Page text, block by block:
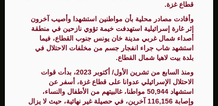
قطاع غزة.
وأفادت مصادر محلية بأن مواطنين استشهدا وأصيب آخرون
إثر غارة إسرائيلية استهدفت خيمة تؤوي نازحين في منطقة
أصداء شمال غربي مدينة خان يونس جنوب القطاع، فيما
استشهد شاب جراء انفجار جسم من مخلفات الاحتلال في
بلدة بيت لاهيا شمال القطاع.
ومنذ السابع من تشرين الأول/ أكتوبر 2023، بدأت قوات
الاحتلال الإسرائيلي عدوانا على قطاع غزة، أسفر عن
استشهاد 50,944 مواطنا، غالبيتهم من الأطفال والنساء،
وإصابة 116,156 آخرين، في حصيلة غير نهائية، حيث لا يزال